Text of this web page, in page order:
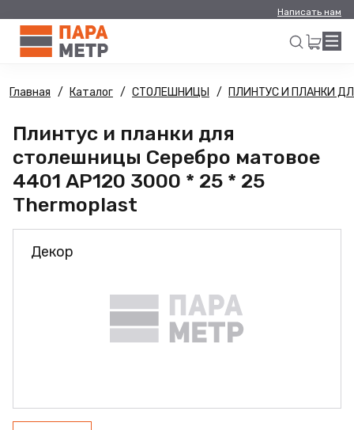
Написать нам
Искать
Главная Каталог СТОЛЕШНИЦЫ ПЛИНТУС И ПЛАНКИ
Плинтус и планки для
столешницы Серебро матовое
4401 AP120 3000 * 25 * 25
Thermoplast
Декор